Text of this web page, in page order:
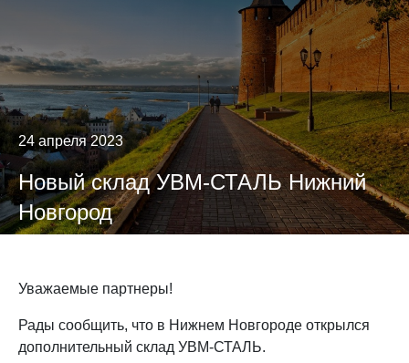
24 апреля 2023
Новый склад УВМ-СТАЛЬ Нижний
Новгород
Уважаемые партнеры!
Рады сообщить, что в Нижнем Новгороде открылся
дополнительный склад УВМ-СТАЛЬ.